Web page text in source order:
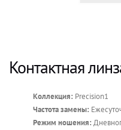
Контактная
Коллекция: Precision1
Частота замены:
Режим ношения: